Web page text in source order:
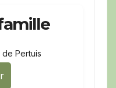
Pertuis